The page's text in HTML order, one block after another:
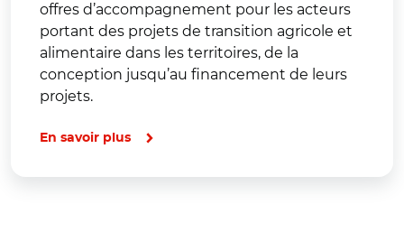
offres d’accompagnement pour les acteurs
portant des projets de transition agricole et
alimentaire dans les territoires, de la
conception jusqu’au financement de leurs
projets.
En savoir plus